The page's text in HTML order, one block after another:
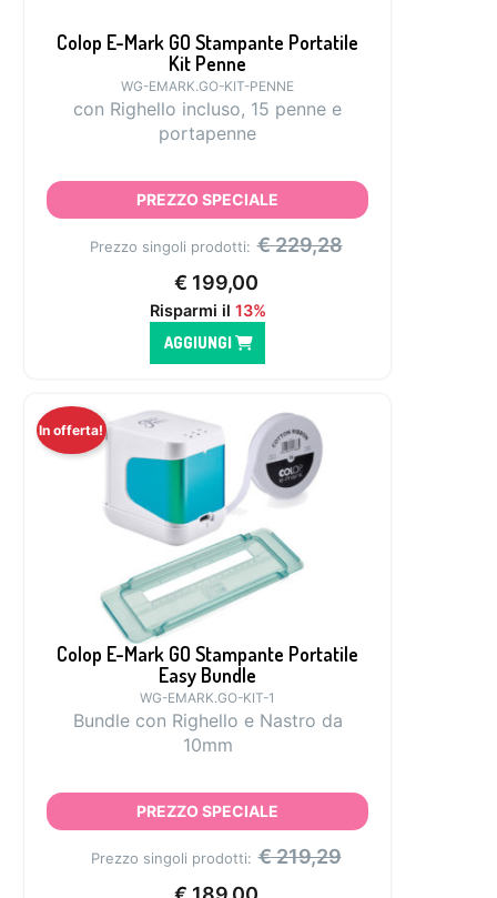
Colop E-Mark GO Stampante Portatile
Kit Penne
WG-EMARK.GO-KIT-PENNE
con Righello incluso, 15 penne e
portapenne
PREZZO SPECIALE
Prezzo singoli prodotti: €229,28
€ 199,00
Risparmi il 13%
AGGIUNGI
In offerta!
Colop E-Mark GO Stampante Portatile
Easy Bundle
WG-EMARK.GO-KIT-1
Bundle con Righello e Nastro da
10mm
PREZZO SPECIALE
Prezzo singoli prodotti: €219,29